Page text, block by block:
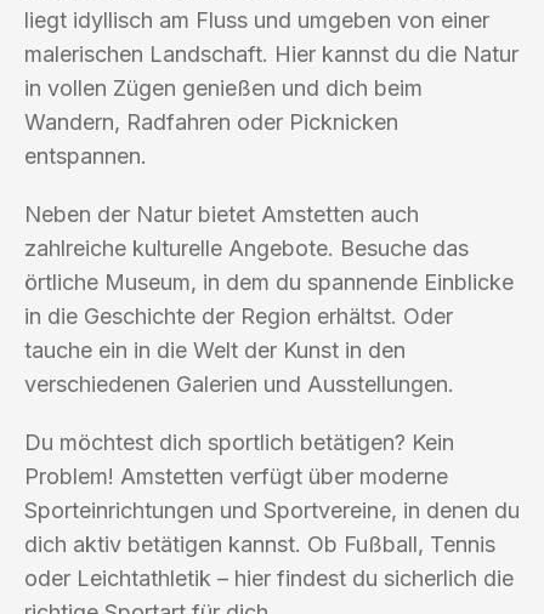
liegt idyllisch am Fluss und umgeben von einer
malerischen Landschaft. Hier kannst du die Natur
in vollen Zügen genießen und dich beim
Wandern, Radfahren oder Picknicken
entspannen.
Neben der Natur bietet Amstetten auch
zahlreiche kulturelle Angebote. Besuche das
örtliche Museum, in dem du spannende Einblicke
in die Geschichte der Region erhältst. Oder
tauche ein in die Welt der Kunst in den
verschiedenen Galerien und Ausstellungen.
Du möchtest dich sportlich betätigen? Kein
Problem! Amstetten verfügt über moderne
Sporteinrichtungen und Sportvereine, in denen du
dich aktiv betätigen kannst. Ob Fußball, Tennis
oder Leichtathletik – hier findest du sicherlich die